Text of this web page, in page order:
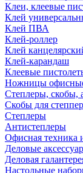
Клеи, клеевые
Клей
Клей ПВА
Клей-роллер
Клей
Клей-карандаш
Клеевые
Ножницы
Степлеры, скобы,
Скобы для
Степлеры
Антистеплеры
Офисная техника
Деловые
Деловая
Настольные